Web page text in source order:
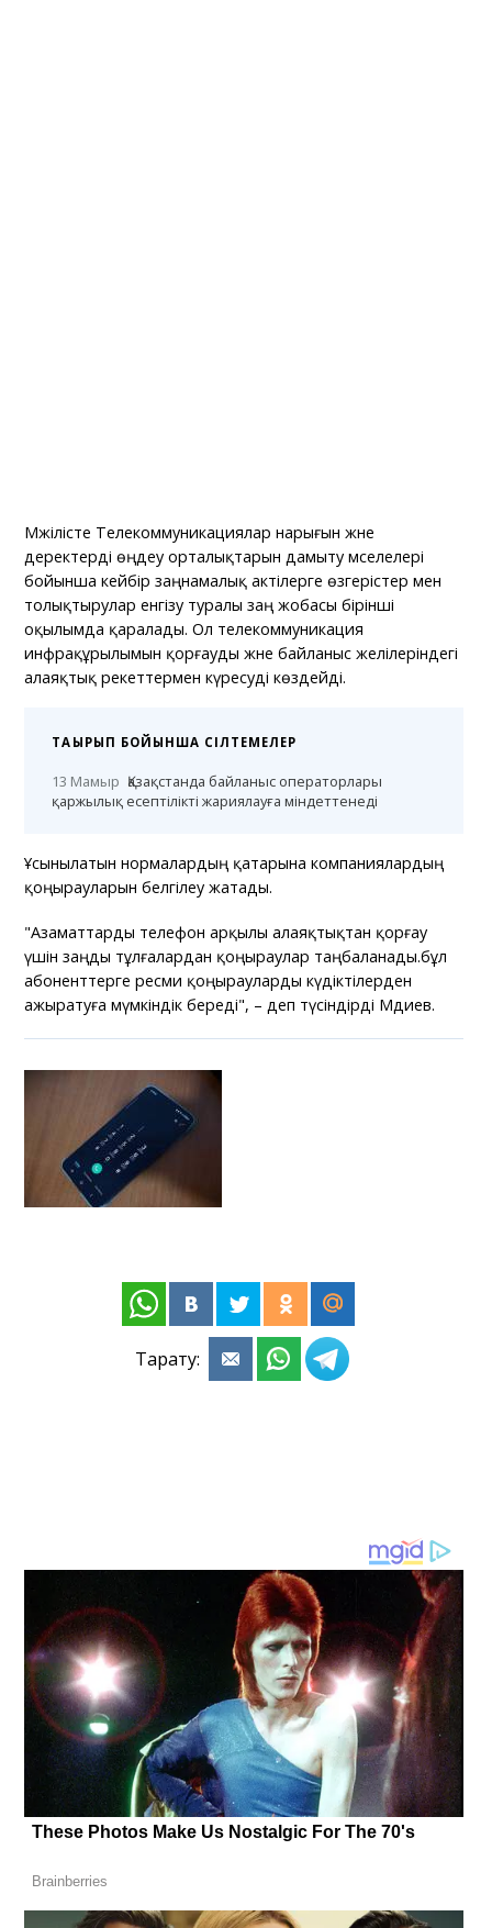
Мәжілісте Телекоммуникациялар нарығын және
деректерді өңдеу орталықтарын дамыту мәселелері
бойынша кейбір заңнамалық актілерге өзгерістер мен
толықтырулар енгізу туралы заң жобасы бірінші
оқылымда қаралады. Ол телекоммуникация
инфрақұрылымын қорғауды және байланыс желілеріндегі
алаяқтық әрекеттермен күресуді көздейді.
ТАҚЫРЫП БОЙЫНША СІЛТЕМЕЛЕР
13 Мамыр Қазақстанда байланыс операторлары
қаржылық есептілікті жариялауға міндеттенеді
Ұсынылатын нормалардың қатарына компаниялардың
қоңырауларын белгілеу жатады.
"Азаматтарды телефон арқылы алаяқтықтан қорғау
үшін заңды тұлғалардан қоңыраулар таңбаланады.бұл
абоненттерге ресми қоңырауларды күдіктілерден
ажыратуға мүмкіндік береді", – деп түсіндірді Мәдиев.
Тарату: